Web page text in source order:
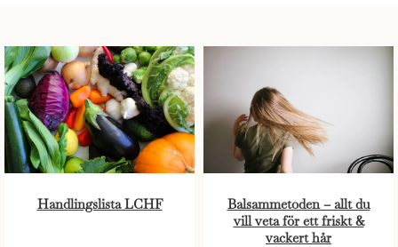
Handlingslista LCHF
Balsammetoden – allt du
vill veta för ett friskt &
vackert hår